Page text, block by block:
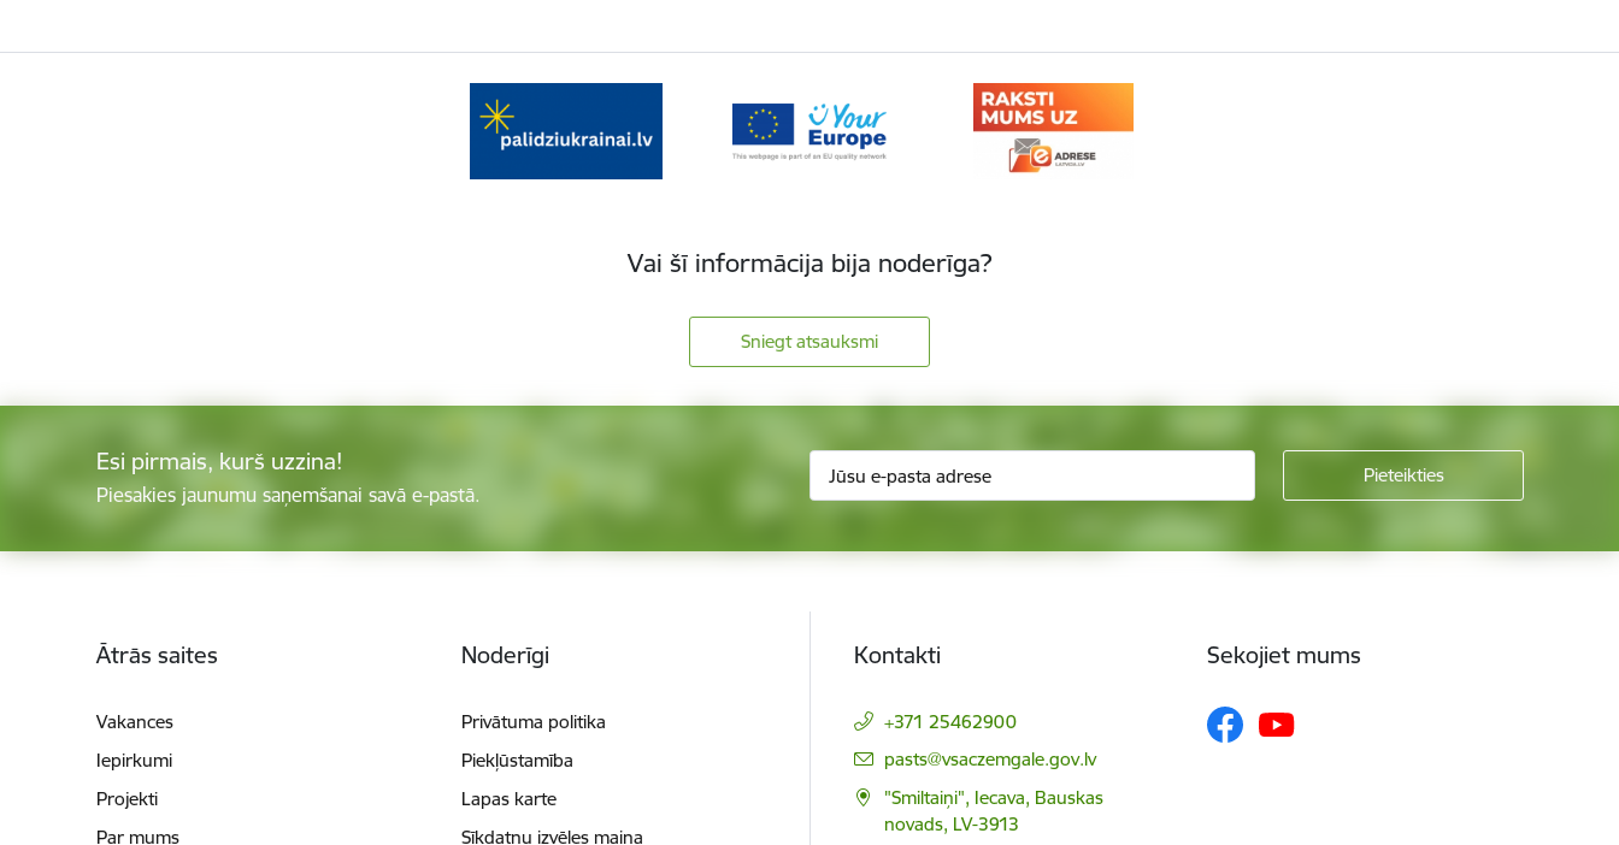
Vai šī informācija bija noderīga?
Sniegt atsauksmi
Esi pirmais, kurš uzzina!
Piesakies jaunumu saņemšanai savā e-pastā.
Ātrās saites
Vakances
Iepirkumi
Projekti
Par mums
Noderīgi
Privātuma politika
Piekļūstamība
Lapas karte
Sīkdatņu izvēles maiņa
Kontakti
+371 25462900
E-pasts:
pasts@vsaczemgale.gov.lv
"Smiltaiņi", Iecava, Bauskas
novads, LV-3913
Sekojiet mums